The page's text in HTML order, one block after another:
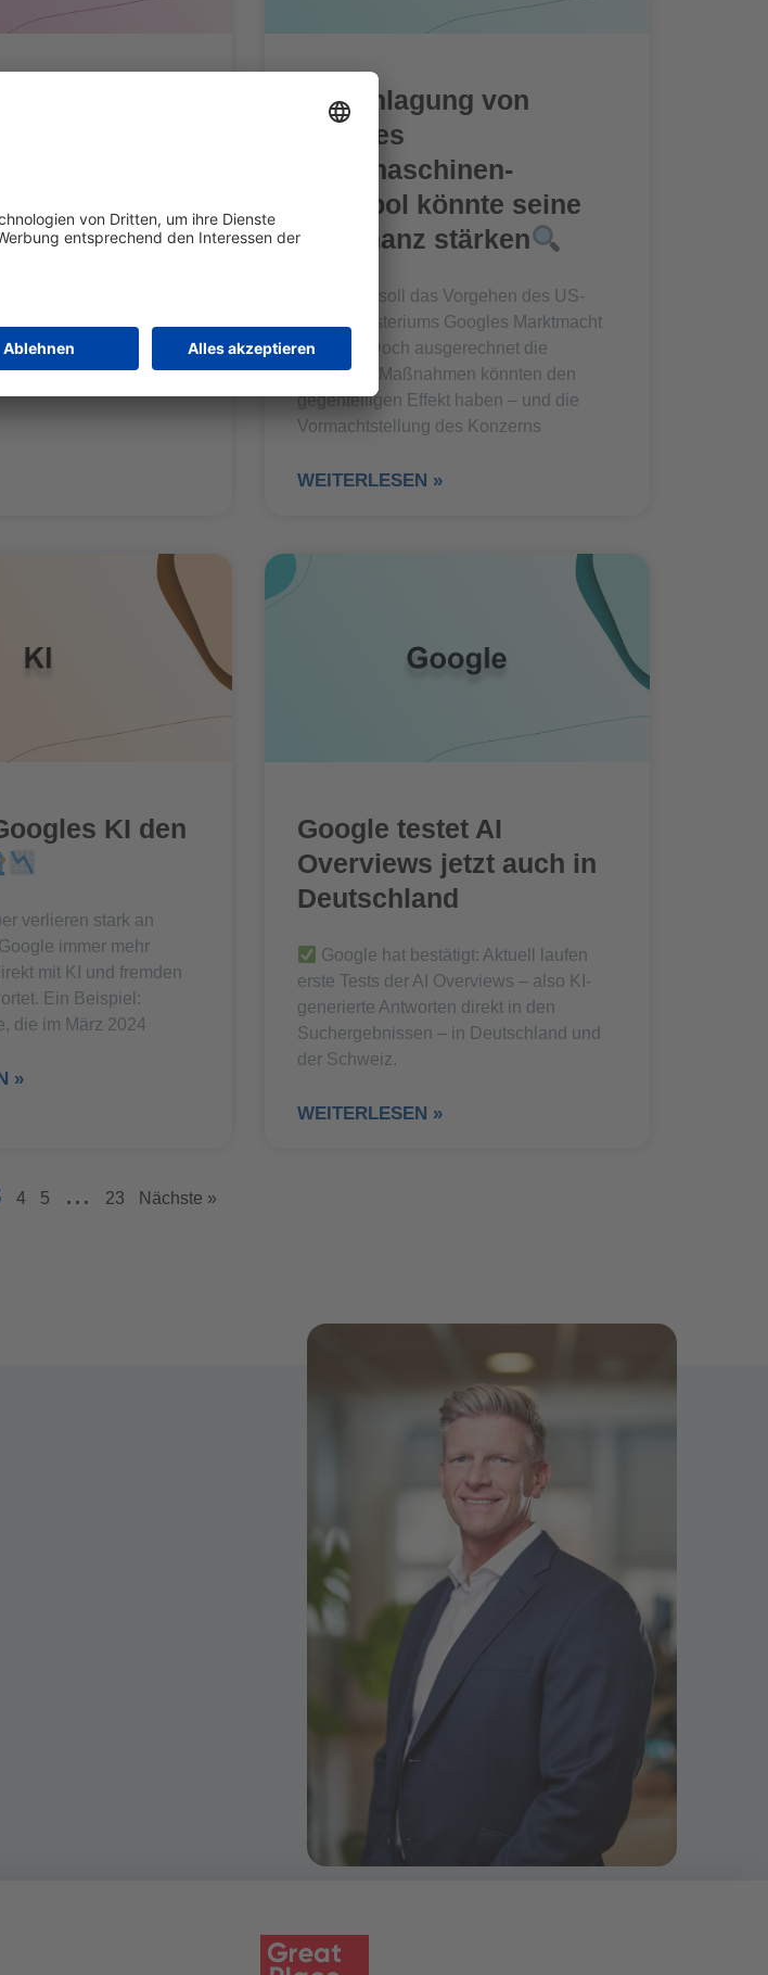
So
die Posts
Analytics-Update
drei spannende
Profil? Welche Inhalte
Follower? Und
Zerschlagung von
Googles
Suchmaschinen-
Monopol könnte seine
Dominanz stärken
Eigentlich soll das Vorgehen des US-
Justizministeriums Googles Marktmacht
brechen. Doch ausgerechnet die
geplanten Maßnahmen könnten den
gegenteiligen Effekt haben – und die
Vormachtstellung des Konzerns
WEITERLESEN »
KI den
verlieren stark an
immer mehr
mit KI und fremden
Ein Beispiel:
die im März 2024
»
Google testet AI
Overviews jetzt auch in
Deutschland
Google hat bestätigt: Aktuell laufen
erste Tests der AI Overviews – also KI-
generierte Antworten direkt in den
Suchergebnissen – in Deutschland und
der Schweiz.
WEITERLESEN »
4 5 … 23 Nächste »